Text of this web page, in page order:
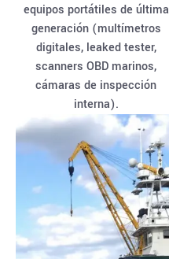
equipos portátiles de última
generación (multímetros
digitales, leaked tester,
scanners OBD marinos,
cámaras de inspección
interna).